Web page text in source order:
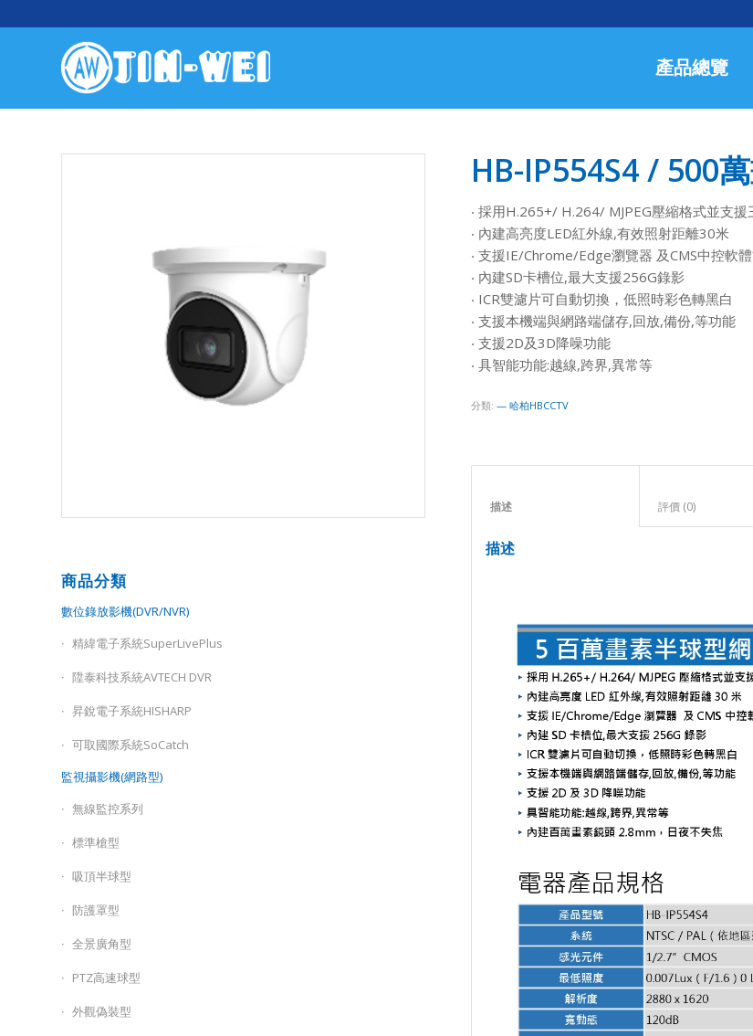
產品總覽
商品分類
數位錄放影機(DVR/NVR)
精緯電子系統SuperLivePlus
陞泰科技系統AVTECH DVR
昇銳電子系統HISHARP
可取國際系統SoCatch
監視攝影機(網路型)
無線監控系列
標準槍型
吸頂半球型
防護罩型
全景廣角型
PTZ高速球型
外觀偽裝型
HB-IP554S4 / 500
‧ 採用H.265+/ H.264/ MJPEG壓縮格式並支援
‧ 內建高亮度LED紅外線,有效照射距離30米
‧ 支援IE/Chrome/Edge瀏覽器 及CMS中控軟
‧ 內建SD卡槽位,最大支援256G錄影
‧ ICR雙濾片可自動切換，低照時彩色轉黑白
‧ 支援本機端與網路端儲存,回放,備份,等功能
‧ 支援2D及3D降噪功能
‧ 具智能功能:越線,跨界,異常等
分類:— 哈柏HBCCTV
描述